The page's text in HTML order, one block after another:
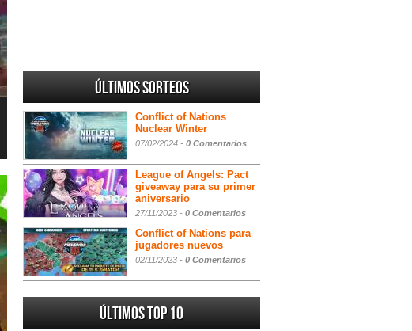
Últimos sorteos
Conflict of Nations
Nuclear Winter
07/02/2024 - 0 Comentarios
League of Angels: Pact
giveaway para su primer
aniversario
27/11/2023 - 0 Comentarios
Conflict of Nations para
jugadores nuevos
02/11/2023 - 0 Comentarios
Últimos Top 10